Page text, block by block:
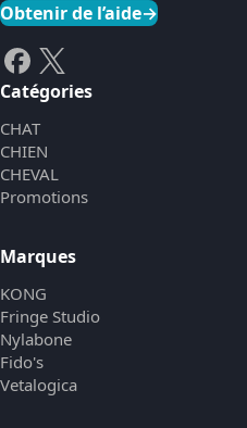
Obtenir de l’aide→
Catégories
CHAT
CHIEN
CHEVAL
Promotions
Marques
KONG
Fringe Studio
Nylabone
Fido's
Vetalogica